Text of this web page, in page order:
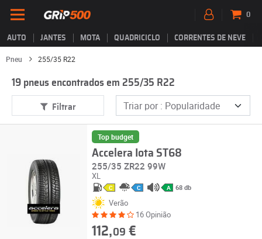
AUTO JANTES MOTA QUADRICICLO CORRENTES DE NEVE
0
Pneu 255/35 R22
19 pneus encontrados em 255/35 R22
Filtrar
Top budget
Accelera Iota ST68
255/35 ZR22 99W
XL
C C A 68 db
Verão
16 Opinião
112,09 €